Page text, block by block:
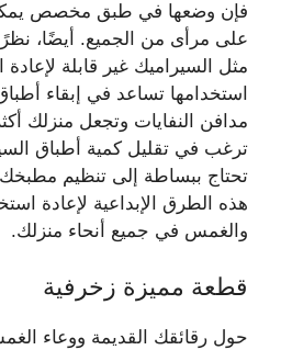
فإن وضعها في طبق مخصص يمكن
على مرأى من الجميع. أيضًا،
مثل السيراميك غير قابلة لإعادة
استخدامها تساعد في إبقاء
مدافن النفايات وتجعل منزلك
ترغب في تقليل كمية أطباق
تحتاج ببساطة إلى تنظيم
هذه الطرق الإبداعية لإعادة
والغمس في جميع أنحاء منزلك.
قطعة مميزة زخرفية
حول رقائقك القديمة ووعاء